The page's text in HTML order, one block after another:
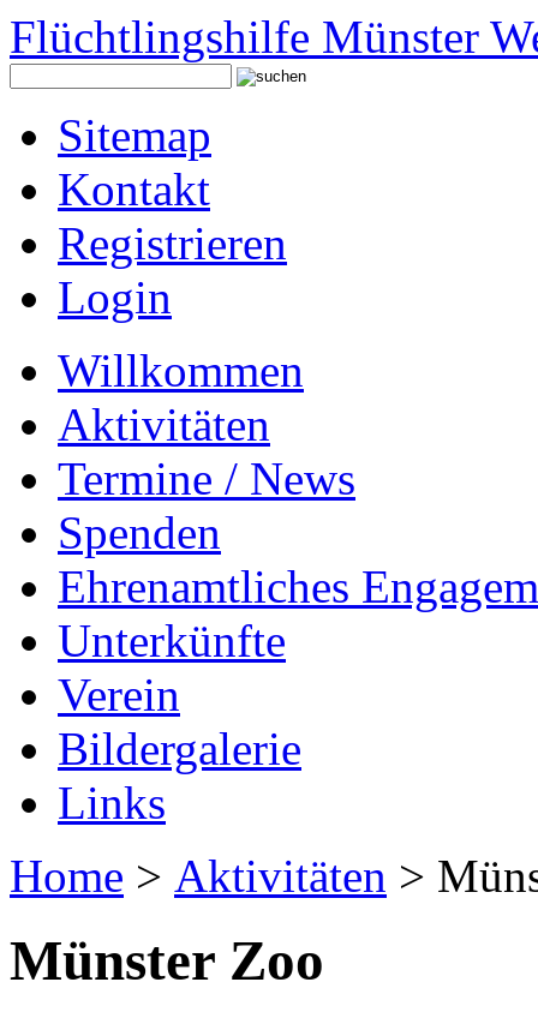
Flüchtlingshilfe Münster
Sitemap
Kontakt
Registrieren
Login
Willkommen
Aktivitäten
Termine / News
Spenden
Ehrenamtliches
Unterkünfte
Verein
Bildergalerie
Links
Home > Aktivitäten >
Münster Zoo